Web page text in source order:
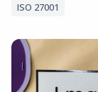
ISO 27001